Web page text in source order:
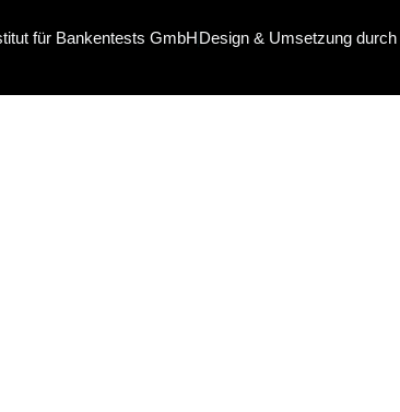
für Bankentests GmbHDesign & Umsetzung durch